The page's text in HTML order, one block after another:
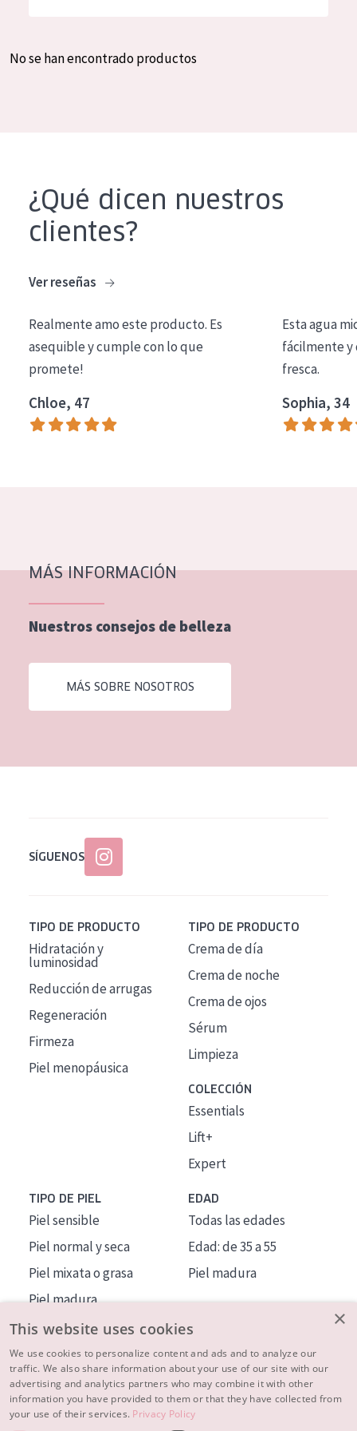
Crema de día
Crema de noche
Limpieza
COLECCIÓN
Essentials
Lift+
Piel normal y seca
Piel mixata o grasa
Piel madura
Piel expuesta al sol
Piel menopáusica
Todas las edades
Spanish
No se han encontrado productos
¿Qué dicen nuestros
clientes?
Ver reseñas
Realmente amo este producto. Es
asequible y cumple con lo que
promete!
Chloe, 47
Esta agua
fácilmente y
fresca.
Sophia, 34
MÁS INFORMACIÓN
Nuestros consejos de belleza
MÁS SOBRE NOSOTROS
SÍGUENOS
TIPO DE PRODUCTO
Hidratación y
luminosidad
Reducción de arrugas
Regeneración
Firmeza
Piel menopáusica
TIPO DE PRODUCTO
Crema de día
Crema de noche
Crema de ojos
Sérum
Limpieza
COLECCIÓN
Essentials
Lift+
Expert
TIPO DE PIEL
Piel sensible
Piel normal y seca
Piel mixata o grasa
Piel madura
Piel expuesta al sol
Piel menopáusica
EDAD
Todas las edades
Edad: de 35 a 55
Piel madura
MÁS SOBRE NOSOTROS
INSPIRACIÓN
×
This website uses cookies
We use cookies to personalize content and ads and to analyze our
traffic. We also share information about your use of our site with our
advertising and analytics partners who may combine it with other
information you have provided to them or that they have collected from
your use of their services. Privacy Policy